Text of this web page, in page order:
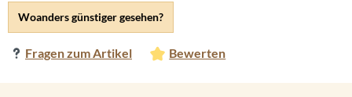
Woanders günstiger gesehen?
Fragen zum Artikel Bewerten